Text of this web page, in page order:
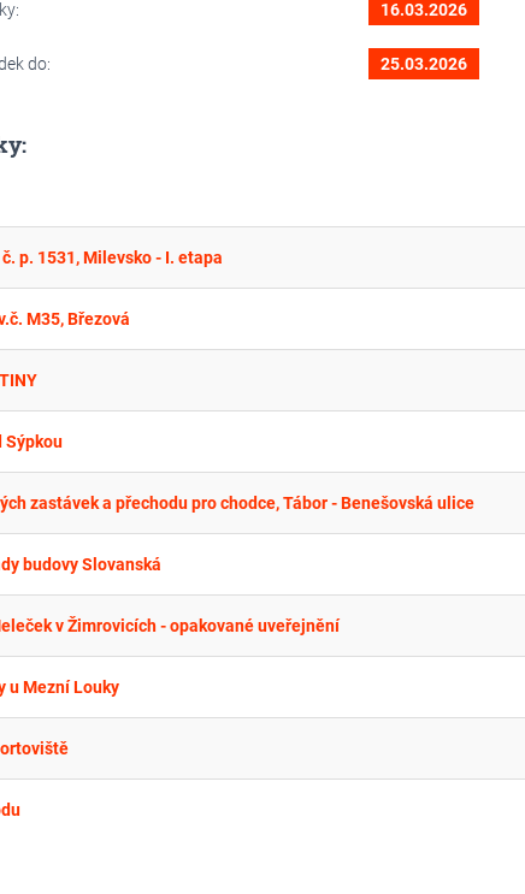
16.03.2026
do: 25.03.2026
p. 1531, Milevsko - I. etapa
M35, Březová
Sýpkou
zastávek a přechodu pro chodce, Tábor - Benešovská ulice
budovy Slovanská
v Žimrovicích - opakované uveřejnění
u Mezní Louky